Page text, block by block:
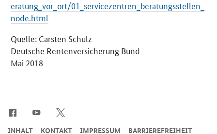
eratung_vor_ort/01_servicezentren_beratungsstellen_
node.html
Quelle: Carsten Schulz
Deutsche Rentenversicherung Bund
Mai 2018
INHALT KONTAKT IMPRESSUM
BARRIEREFREIHEIT